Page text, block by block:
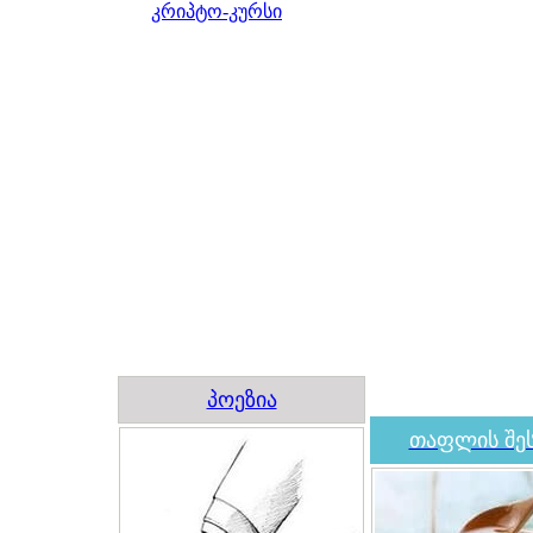
კრიპტო-კურსი
პოეზია
თაფლის